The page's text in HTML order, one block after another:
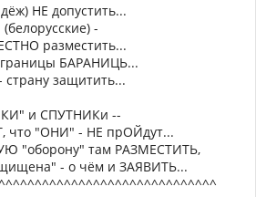
НЕ допустить...
-
разместить...
БАРАНИЦЬ...
защитить...
и СПУТНИКи --
что "ОНИ" - НЕ прОЙдут...
"оборону" там РАЗМЕСТИТЬ,
- о чём и ЗАЯВИТЬ...